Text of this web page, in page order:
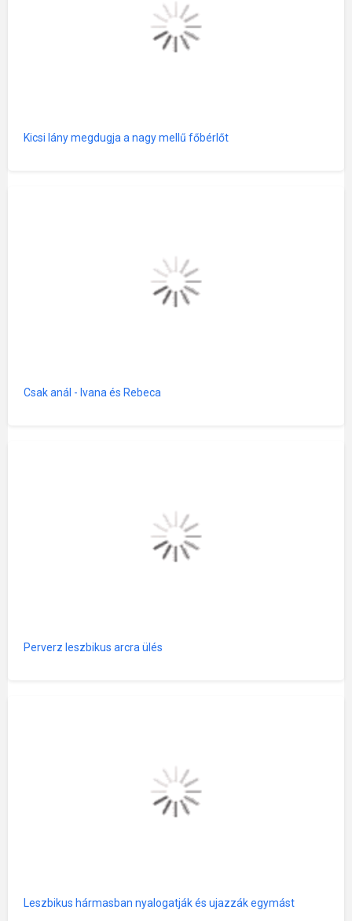
Kicsi lány megdugja a nagy mellű főbérlőt
Csak anál - Ivana és Rebeca
Perverz leszbikus arcra ülés
Leszbikus hármasban nyalogatják és ujazzák egymást